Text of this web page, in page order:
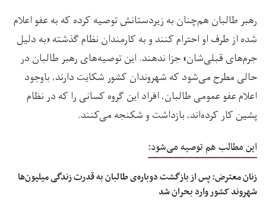
رهبر طالبان هم‌چنان به زیردستانش توصیه کرده که به عفو اعلام
شده از طرف او احترام کنند و به کارمندان نظام گذشته «به دلیل
جرم‌های قبلی‌شان» جزا ندهند. این توصیه‌های رهبر طالبان در
حالی مطرح می‌شود که شهروندان کشور شکایت دارند، باوجود
اعلام عفو عمومی طالبان، افراد این گروه کسانی را که در نظام
پشین کار کرده‌اند، بازداشت و شکنجه می‌کنند.
این مطالب هم توصیه می‌شود:
زنان معترض: پس از بازگشت دوباره‌ی طالبان به قدرت زندگی میلیون‌ها
شهروند کشور وارد بحران شد